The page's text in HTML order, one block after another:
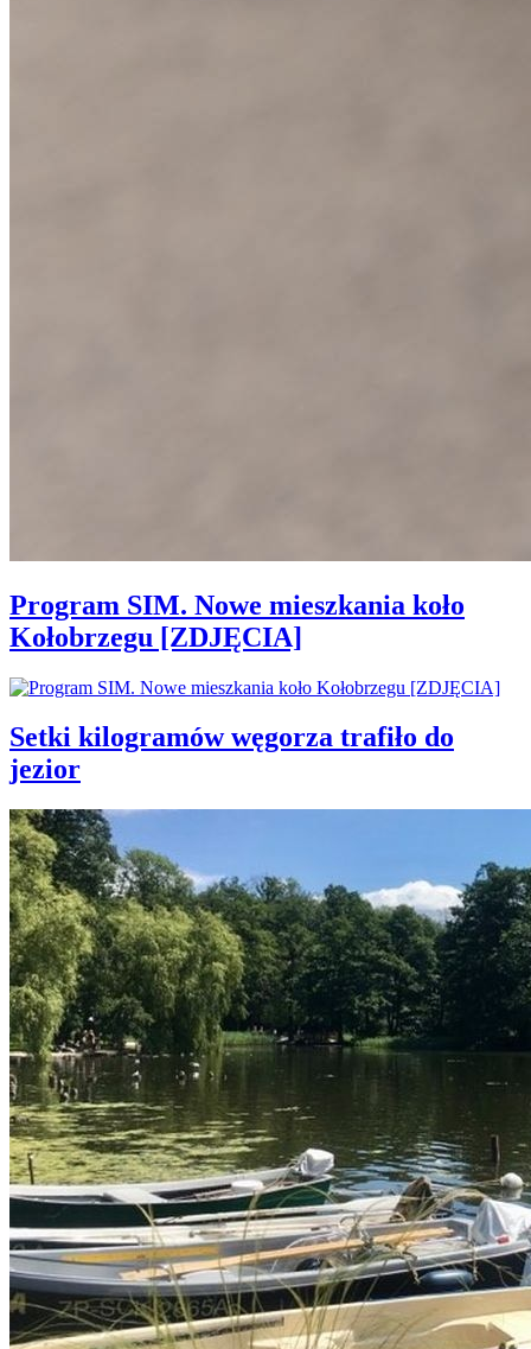
Program SIM. Nowe mieszkania koło
Kołobrzegu [ZDJĘCIA]
Setki kilogramów węgorza trafiło do
jezior